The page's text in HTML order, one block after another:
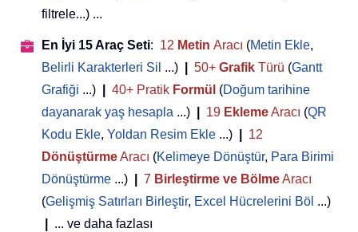
filtrele...) ...
En İyi 15 Araç Seti: 12 Metin Aracı (Metin Ekle,
Belirli Karakterleri Sil ...) 50+ Grafik Türü (Gantt
Grafiği ...) 40+ Pratik Formül (Doğum tarihine
dayanarak yaş hesapla ...) 19 EklemeAracı (QR
Kodu Ekle, Yoldan Resim Ekle ...)
12
DönüştürmeAracı (Kelimeye Dönüştür, Para Birimi
Dönüştürme ...) 7 Birleştirme ve BölmeAracı
(Gelişmiş Satırları Birleştir, Excel Hücrelerini Böl ...)
... ve daha fazlası